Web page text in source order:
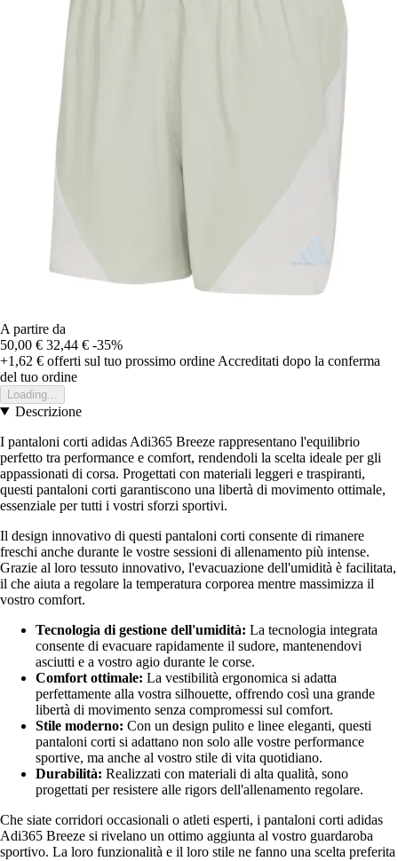
A partire da
50,00 € 32,44 € -35%
+1,62 € offerti sul tuo prossimo ordine Accreditati dopo la conferma
del tuo ordine
Loading...
Descrizione
I pantaloni corti adidas Adi365 Breeze rappresentano l'equilibrio
perfetto tra performance e comfort, rendendoli la scelta ideale per gli
appassionati di corsa. Progettati con materiali leggeri e traspiranti,
questi pantaloni corti garantiscono una libertà di movimento ottimale,
essenziale per tutti i vostri sforzi sportivi.
Il design innovativo di questi pantaloni corti consente di rimanere
freschi anche durante le vostre sessioni di allenamento più intense.
Grazie al loro tessuto innovativo, l'evacuazione dell'umidità è facilitata,
il che aiuta a regolare la temperatura corporea mentre massimizza il
vostro comfort.
Tecnologia di gestione dell'umidità: La tecnologia integrata
consente di evacuare rapidamente il sudore, mantenendovi
asciutti e a vostro agio durante le corse.
Comfort ottimale: La vestibilità ergonomica si adatta
perfettamente alla vostra silhouette, offrendo così una grande
libertà di movimento senza compromessi sul comfort.
Stile moderno: Con un design pulito e linee eleganti, questi
pantaloni corti si adattano non solo alle vostre performance
sportive, ma anche al vostro stile di vita quotidiano.
Durabilità: Realizzati con materiali di alta qualità, sono
progettati per resistere alle rigors dell'allenamento regolare.
Che siate corridori occasionali o atleti esperti, i pantaloni corti adidas
Adi365 Breeze si rivelano un ottimo aggiunta al vostro guardaroba
sportivo. La loro funzionalità e il loro stile ne fanno una scelta preferita